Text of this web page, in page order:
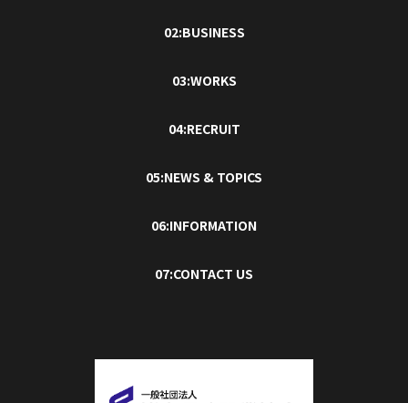
02:BUSINESS
03:WORKS
04:RECRUIT
05:NEWS & TOPICS
06:INFORMATION
07:CONTACT US